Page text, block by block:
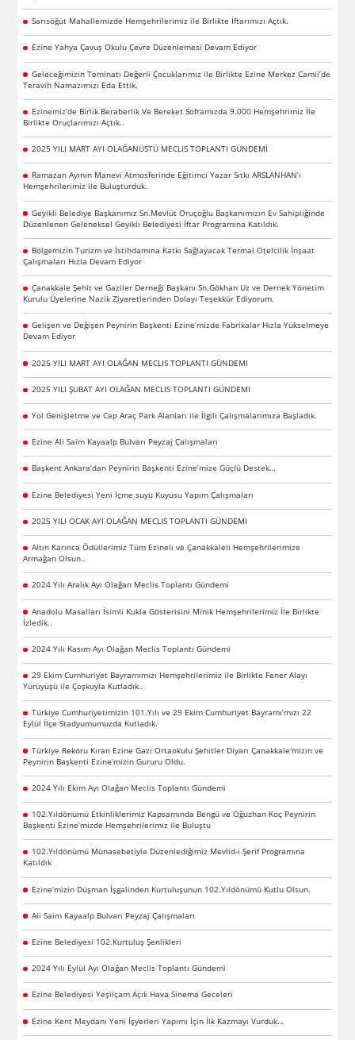
Sarısöğüt Mahallemizde Hemşehrilerimiz ile Birlikte İftarımızı Açtık.
Ezine Yahya Çavuş Okulu Çevre Düzenlemesi Devam Ediyor
Geleceğimizin Teminatı Değerli Çocuklarımız ile Birlikte Ezine Merkez Camii’de
Teravih Namazımızı Eda Ettik.
Ezinemiz’de Birlik Beraberlik Ve Bereket Soframızda 9.000 Hemşehrimiz İle
Birlikte Oruçlarımızı Açtık..
2025 YILI MART AYI OLAĞANÜSTÜ MECLIS TOPLANTI GÜNDEMİ
Ramazan Ayının Manevi Atmosferinde Eğitimci Yazar Sıtkı ARSLANHAN’ı
Hemşehrilerimiz ile Buluşturduk.
Geyikli Belediye Başkanımız Sn.Mevlüt Oruçoğlu Başkanımızın Ev Sahipliğinde
Düzenlenen Geleneksel Geyikli Belediyesi İftar Programına Katıldık.
Bölgemizin Turizm ve İstihdamına Katkı Sağlayacak Termal Otelcilik İnşaat
Çalışmaları Hızla Devam Ediyor
Çanakkale Şehit ve Gaziler Derneği Başkanı Sn.Gökhan Uz ve Dernek Yönetim
Kurulu Üyelerine Nazik Ziyaretlerinden Dolayı Teşekkür Ediyorum.
Gelişen ve Değişen Peynirin Başkenti Ezine’mizde Fabrikalar Hızla Yükselmeye
Devam Ediyor
2025 YILI MART AYI OLAĞAN MECLIS TOPLANTI GÜNDEMI
2025 YILI ŞUBAT AYI OLAĞAN MECLIS TOPLANTI GÜNDEMI
Yol Genişletme ve Cep Araç Park Alanları ile İlgili Çalışmalarımıza Başladık.
Ezine Ali Saim Kayaalp Bulvarı Peyzaj Çalışmaları
Başkent Ankara’dan Peynirin Başkenti Ezine’mize Güçlü Destek…
Ezine Belediyesi Yeni İçme suyu Kuyusu Yapım Çalışmaları
2025 YILI OCAK AYI OLAĞAN MECLIS TOPLANTI GÜNDEMI
Altın Karınca Ödüllerimiz Tüm Ezineli ve Çanakkaleli Hemşehrilerimize
Armağan Olsun..
2024 Yılı Aralık Ayı Olağan Meclis Toplantı Gündemi
Anadolu Masalları İsimli Kukla Gösterisini Minik Hemşehrilerimiz İle Birlikte
İzledik..
2024 Yılı Kasım Ayı Olağan Meclis Toplantı Gündemi
29 Ekim Cumhuriyet Bayramımızı Hemşehrilerimiz ile Birlikte Fener Alayı
Yürüyüşü ile Çoşkuyla Kutladık..
Türkiye Cumhuriyetimizin 101.Yılı ve 29 Ekim Cumhuriyet Bayramı’mızı 22
Eylül İlçe Stadyumumuzda Kutladık.
Türkiye Rekoru Kıran Ezine Gazi Ortaokulu Şehitler Diyarı Çanakkale'mizin ve
Peynirin Başkenti Ezine’mizin Gururu Oldu.
2024 Yılı Ekim Ayı Olağan Meclis Toplantı Gündemi
102.Yıldönümü Etkinliklerimiz Kapsamında Bengü ve Oğuzhan Koç Peynirin
Başkenti Ezine’mizde Hemşehrilerimiz ile Buluştu
102.Yıldönümü Münasebetiyle Düzenlediğimiz Mevlid-i Şerif Programına
Katıldık
Ezine’mizin Düşman İşgalinden Kurtuluşunun 102.Yıldönümü Kutlu Olsun.
Ali Saim Kayaalp Bulvarı Peyzaj Çalışmaları
Ezine Belediyesi 102.Kurtuluş Şenlikleri
2024 Yılı Eylül Ayı Olağan Meclis Toplantı Gündemi
Ezine Belediyesi Yeşilçam Açık Hava Sinema Geceleri
Ezine Kent Meydanı Yeni İşyerleri Yapımı İçin İlk Kazmayı Vurduk…